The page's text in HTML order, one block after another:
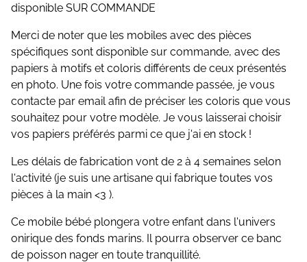
disponible SUR COMMANDE
Merci de noter que les mobiles avec des pièces
spécifiques sont disponible sur commande, avec des
papiers à motifs et coloris différents de ceux présentés
en photo. Une fois votre commande passée, je vous
contacte par email afin de préciser les coloris que vous
souhaitez pour votre modèle. Je vous laisserai choisir
vos papiers préférés parmi ce que j'ai en stock !
Les délais de fabrication vont de 2 à 4 semaines selon
l'activité (je suis une artisane qui fabrique toutes vos
pièces à la main <3 ).
Ce mobile bébé plongera votre enfant dans l'univers
onirique des fonds marins. Il pourra observer ce banc
de poisson nager en toute tranquillité.